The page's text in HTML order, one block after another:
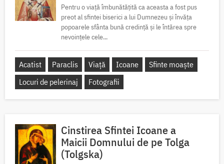
Pentru o viață îmbunătățită ca aceasta a fost pus
preot al sfintei biserici a lui Dumnezeu și învăța
popoarele sfânta bună credință și le întărea spre
nevoințele cele...
Acatist Paraclis Viață Icoane
Sfinte moaște
Locuri de pelerinaj
Fotografii
Cinstirea Sfintei Icoane a
Maicii Domnului de pe Tolga
(Tolgska)